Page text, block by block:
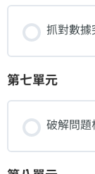
抓對數
第七單元
破解問